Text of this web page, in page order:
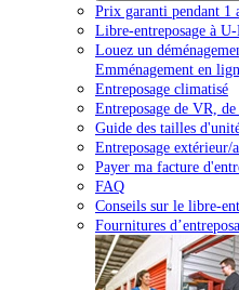
Prix garanti pendant 1
Libre-entreposage à U-
Louez un
Emménagement en
Entreposage climatisé
Entreposage de VR,
Guide des tailles
Entreposage extérieur/
Payer ma facture
FAQ
Conseils sur le libre-
Fournitures